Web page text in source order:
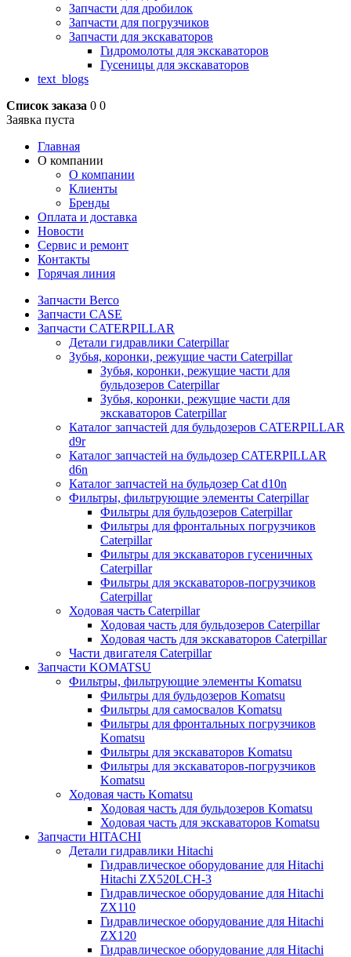
Запчасти для дробилок
Запчасти для погрузчиков
Запчасти для экскаваторов
Гидромолоты для экскаваторов
Гусеницы для экскаваторов
text_blogs
Список заказа 0 0
Заявка пуста
Главная
О компании
О компании
Клиенты
Бренды
Оплата и доставка
Новости
Сервис и ремонт
Контакты
Горячая линия
Запчасти Berco
Запчасти CASE
Запчасти CATERPILLAR
Детали гидравлики Caterpillar
Зубья, коронки, режущие части Caterpillar
Зубья, коронки, режущие части для
бульдозеров Caterpillar
Зубья, коронки, режущие части для
экскаваторов Caterpillar
Каталог запчастей для бульдозеров CATERPILLAR
d9r
Каталог запчастей на бульдозер CATERPILLAR
d6n
Каталог запчастей на бульдозер Сat d10n
Фильтры, фильтрующие элементы Caterpillar
Фильтры для бульдозеров Caterpillar
Фильтры для фронтальных погрузчиков
Caterpillar
Фильтры для экскаваторов гусеничных
Caterpillar
Фильтры для экскаваторов-погрузчиков
Caterpillar
Ходовая часть Caterpillar
Ходовая часть для бульдозеров Caterpillar
Ходовая часть для экскаваторов Caterpillar
Части двигателя Caterpillar
Запчасти KOMATSU
Фильтры, фильтрующие элементы Komatsu
Фильтры для бульдозеров Komatsu
Фильтры для самосвалов Komatsu
Фильтры для фронтальных погрузчиков
Komatsu
Фильтры для экскаваторов Komatsu
Фильтры для экскаваторов-погрузчиков
Komatsu
Ходовая часть Komatsu
Ходовая часть для бульдозеров Komatsu
Ходовая часть для экскаваторов Komatsu
Запчасти HITACHI
Детали гидравлики Hitachi
Гидравлическое оборудование для Hitachi
Hitachi ZX520LCH-3
Гидравлическое оборудование для Hitachi
ZX110
Гидравлическое оборудование для Hitachi
ZX120
Гидравлическое оборудование для Hitachi